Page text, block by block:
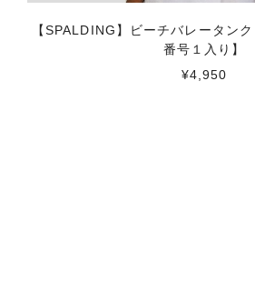
【SPALDING】ビーチバレータン
番号１入り】
¥4,950